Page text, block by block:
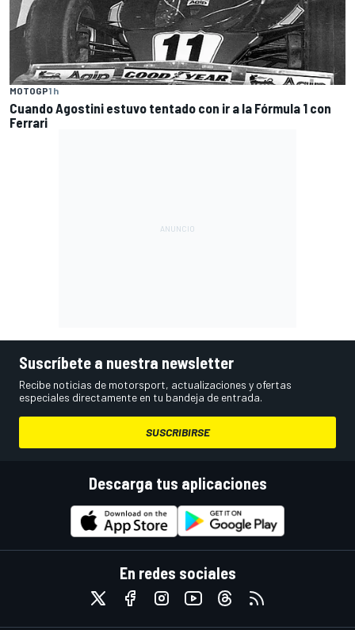
MOTOGP1 h
Cuando Agostini estuvo tentado con ir a la Fórmula 1 con
Ferrari
Suscríbete a nuestra newsletter
Recibe noticias de motorsport, actualizaciones y ofertas
especiales directamente en tu bandeja de entrada.
SUSCRIBIRSE
Descarga tus aplicaciones
En redes sociales